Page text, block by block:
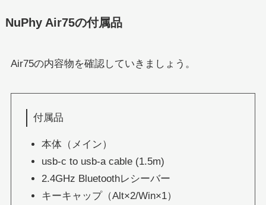
NuPhy Air75の付属品
Air75の内容物を確認していきましょう。
付属品
本体（メイン）
usb-c to usb-a cable (1.5m)
2.4GHz Bluetoothレシーバー
キーキャップ（Alt×2/Win×1）